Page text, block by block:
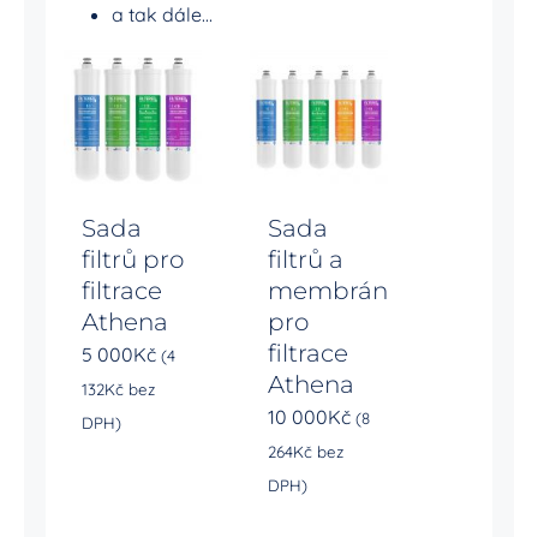
a tak dále…
Sada
filtrů pro
filtrace
Athena
5 000Kč (4
132Kčbez
DPH)
Sada
filtrů a
membrán
pro
filtrace
Athena
10 000Kč (8
264Kčbez
DPH)